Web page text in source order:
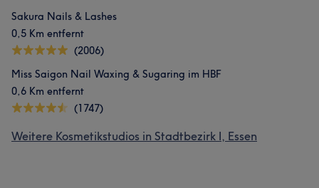
Sakura Nails & Lashes
0,5 Km entfernt
(2006)
Miss Saigon Nail Waxing & Sugaring im HBF
0,6 Km entfernt
(1747)
Weitere Kosmetikstudios in Stadtbezirk I, Essen